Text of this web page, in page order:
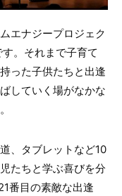
エナジープロジェク
す。それまで子育て
った子供たちと出逢
していく場がなかな
、タブレットなど10
たちと学ぶ喜びを分
番目の素敵な出逢